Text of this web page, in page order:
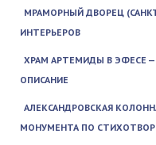
МРАМОРНЫЙ ДВОРЕЦ
ИНТЕРЬЕРОВ
ХРАМ АРТЕМИДЫ В ЭФЕСЕ
ОПИСАНИЕ
АЛЕКСАНДРОВСКАЯ
МОНУМЕНТА ПО